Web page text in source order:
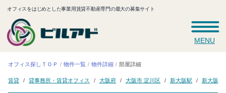
オフィスをはじめとした事業用賃貸不動産専門の最大の募集サイト
MENU
オフィス探しＴＯＰ 物件一覧 物件詳細 部屋詳細
賃貸 貸事務所・賃貸オフィス 大阪府 大阪市 淀川区 新大阪駅 新大阪Ｓ